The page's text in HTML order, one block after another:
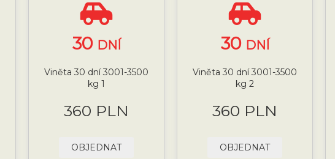
30 DNÍ
Viněta 30 dní 3001-3500
kg 1
360 PLN
OBJEDNAT
30 DNÍ
Viněta 30 dní 3001-3500
kg 2
360 PLN
OBJEDNAT